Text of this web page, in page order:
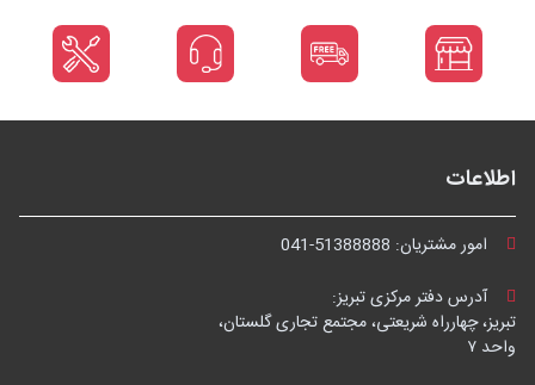
اطلاعات
امور مشتریان: 041-51388888
آدرس دفتر مرکزی تبریز:
تبریز، چهارراه شریعتی، مجتمع تجاری گلستان،
واحد ۷